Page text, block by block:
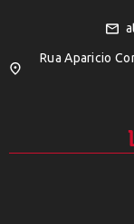
Rua Aparicio